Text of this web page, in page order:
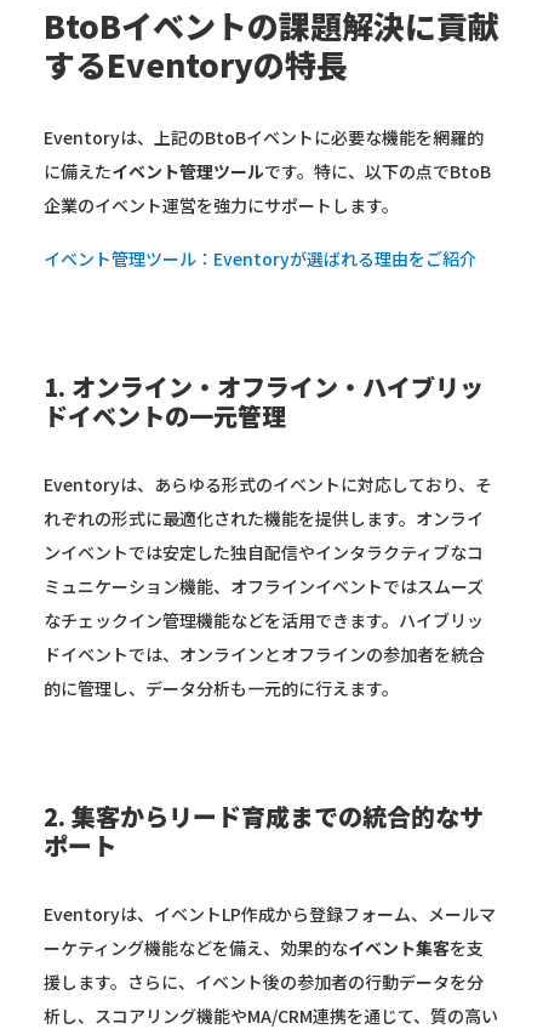
BtoBイベントの課題解決に貢献
するEventoryの特長
Eventoryは、上記のBtoBイベントに必要な機能を網羅的
に備えたイベント管理ツールです。特に、以下の点でBtoB
企業のイベント運営を強力にサポートします。
イベント管理ツール：Eventoryが選ばれる理由をご紹介
1. オンライン・オフライン・ハイブリッ
ドイベントの一元管理
Eventoryは、あらゆる形式のイベントに対応しており、そ
れぞれの形式に最適化された機能を提供します。オンライ
ンイベントでは安定した独自配信やインタラクティブなコ
ミュニケーション機能、オフラインイベントではスムーズ
なチェックイン管理機能などを活用できます。ハイブリッ
ドイベントでは、オンラインとオフラインの参加者を統合
的に管理し、データ分析も一元的に行えます。
2. 集客からリード育成までの統合的なサ
ポート
Eventoryは、イベントLP作成から登録フォーム、メールマ
ーケティング機能などを備え、効果的なイベント集客を支
援します。さらに、イベント後の参加者の行動データを分
析し、スコアリング機能やMA/CRM連携を通じて、質の高い